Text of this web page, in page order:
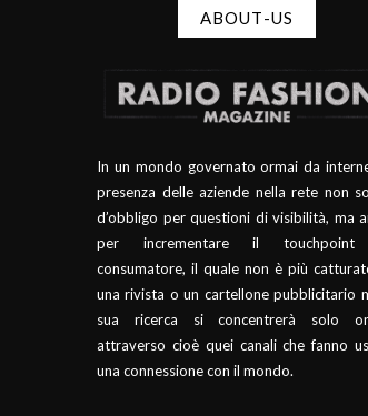
ABOUT-US
In un mondo governato ormai da
presenza delle aziende nella rete non
d’obbligo per questioni di visibilità, ma
per incrementare il touchpoint
consumatore, il quale non è più
una rivista o un cartellone pubblicitario
sua ricerca si concentrerà solo
attraverso cioè quei canali che fanno
una connessione con il mondo.